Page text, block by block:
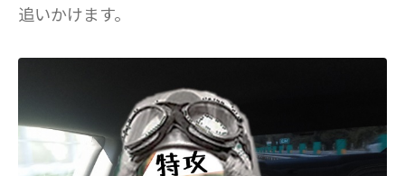
追いかけます。